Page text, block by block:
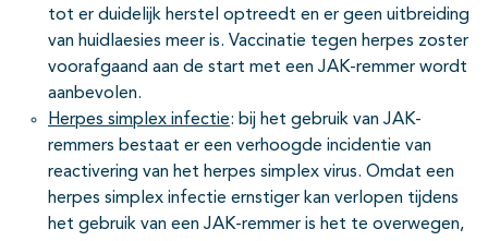
tot er duidelijk herstel optreedt en er geen uitbreiding
van huidlaesies meer is. Vaccinatie tegen herpes zoster
voorafgaand aan de start met een JAK-remmer wordt
aanbevolen.
Herpes simplex infectie: bij het gebruik van JAK-
remmers bestaat er een verhoogde incidentie van
reactivering van het herpes simplex virus. Omdat een
herpes simplex infectie ernstiger kan verlopen tijdens
het gebruik van een JAK-remmer is het te overwegen,